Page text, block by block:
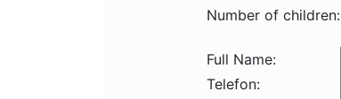
Number of children:
Full Name:
Telefon: